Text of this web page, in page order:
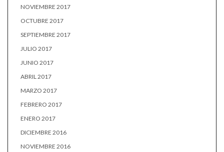
NOVIEMBRE 2017
OCTUBRE 2017
SEPTIEMBRE 2017
JULIO 2017
JUNIO 2017
ABRIL 2017
MARZO 2017
FEBRERO 2017
ENERO 2017
DICIEMBRE 2016
NOVIEMBRE 2016